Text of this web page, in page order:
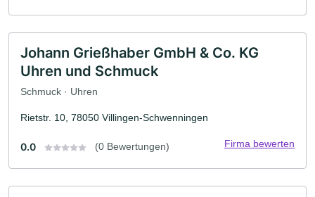
Johann Grießhaber GmbH & Co. KG
Uhren und Schmuck
Schmuck · Uhren
Rietstr. 10, 78050 Villingen-Schwenningen
0.0 (0 Bewertungen) Firma bewerten